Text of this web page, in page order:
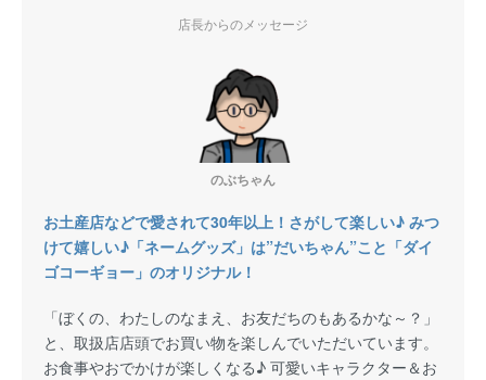
店長からのメッセージ
のぶちゃん
お土産店などで愛されて30年以上！さがして楽しい♪ みつ
けて嬉しい♪「ネームグッズ」は”だいちゃん”こと「ダイ
ゴコーギョー」のオリジナル！
「ぼくの、わたしのなまえ、お友だちのもあるかな～？」
と、取扱店店頭でお買い物を楽しんでいただいています。
お食事やおでかけが楽しくなる♪ 可愛いキャラクター＆お